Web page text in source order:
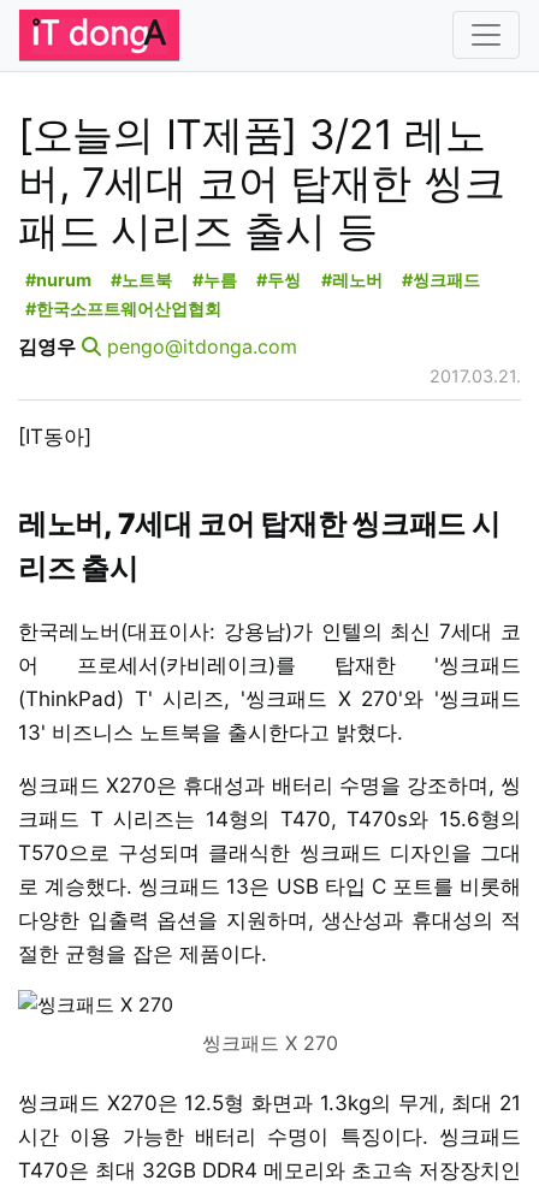
[오늘의 IT제품] 3/21 레노
버, 7세대 코어 탑재한 씽크
패드 시리즈 출시 등
#nurum #노트북 #누름 #두씽 #레노버
#씽크패드
#한국소프트웨어산업협회
김영우 pengo@itdonga.com
2017.03.21.
[IT동아]
레노버, 7세대 코어 탑재한 씽크패드 시
리즈 출시
한국레노버(대표이사: 강용남)가 인텔의 최신 7세대 코
어 프로세서(카비레이크)를 탑재한 '씽크패드
(ThinkPad) T' 시리즈, '씽크패드 X 270'와 '씽크패드
13' 비즈니스 노트북을 출시한다고 밝혔다.
씽크패드 X270은 휴대성과 배터리 수명을 강조하며, 씽
크패드 T 시리즈는 14형의 T470, T470s와 15.6형의
T570으로 구성되며 클래식한 씽크패드 디자인을 그대
로 계승했다. 씽크패드 13은 USB 타입 C 포트를 비롯해
다양한 입출력 옵션을 지원하며, 생산성과 휴대성의 적
절한 균형을 잡은 제품이다.
씽크패드 X 270
씽크패드 X270은 12.5형 화면과 1.3kg의 무게, 최대 21
시간 이용 가능한 배터리 수명이 특징이다. 씽크패드
T470은 최대 32GB DDR4 메모리와 초고속 저장장치인